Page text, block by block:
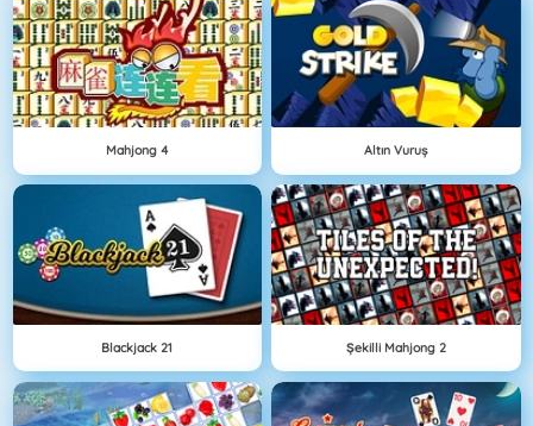
Mahjong 4 Altın Vuruş
Blackjack 21 Şekilli Mahjong 2